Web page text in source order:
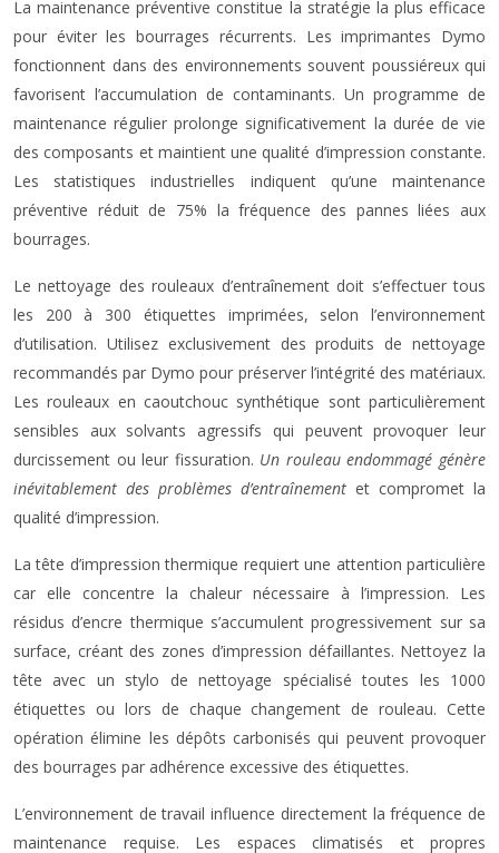
La maintenance préventive constitue la stratégie la plus efficace
pour éviter les bourrages récurrents. Les imprimantes Dymo
fonctionnent dans des environnements souvent poussiéreux qui
favorisent l’accumulation de contaminants. Un programme de
maintenance régulier prolonge significativement la durée de vie
des composants et maintient une qualité d’impression constante.
Les statistiques industrielles indiquent qu’une maintenance
préventive réduit de 75% la fréquence des pannes liées aux
bourrages.
Le nettoyage des rouleaux d’entraînement doit s’effectuer tous
les 200 à 300 étiquettes imprimées, selon l’environnement
d’utilisation. Utilisez exclusivement des produits de nettoyage
recommandés par Dymo pour préserver l’intégrité des matériaux.
Les rouleaux en caoutchouc synthétique sont particulièrement
sensibles aux solvants agressifs qui peuvent provoquer leur
durcissement ou leur fissuration. Un rouleau endommagé génère
inévitablement des problèmes d’entraînement et compromet la
qualité d’impression.
La tête d’impression thermique requiert une attention particulière
car elle concentre la chaleur nécessaire à l’impression. Les
résidus d’encre thermique s’accumulent progressivement sur sa
surface, créant des zones d’impression défaillantes. Nettoyez la
tête avec un stylo de nettoyage spécialisé toutes les 1000
étiquettes ou lors de chaque changement de rouleau. Cette
opération élimine les dépôts carbonisés qui peuvent provoquer
des bourrages par adhérence excessive des étiquettes.
L’environnement de travail influence directement la fréquence de
maintenance requise. Les espaces climatisés et propres